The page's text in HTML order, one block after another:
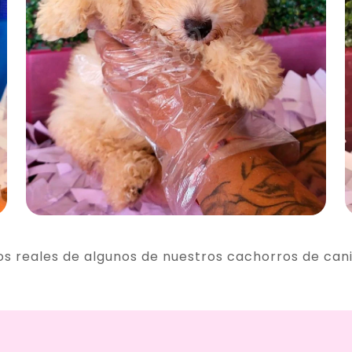
reales de algunos de nuestros cachorros de